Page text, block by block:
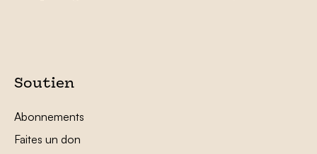
Soutien
Abonnements
Faites un don